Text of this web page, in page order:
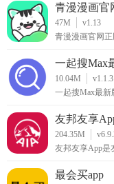
青漫漫画官
47M
v1.13
青漫漫画官网
一起搜Max
10.04M
v1.1.3
一起搜Max最新
友邦友享
204.35M
友邦友享App是
最会买app